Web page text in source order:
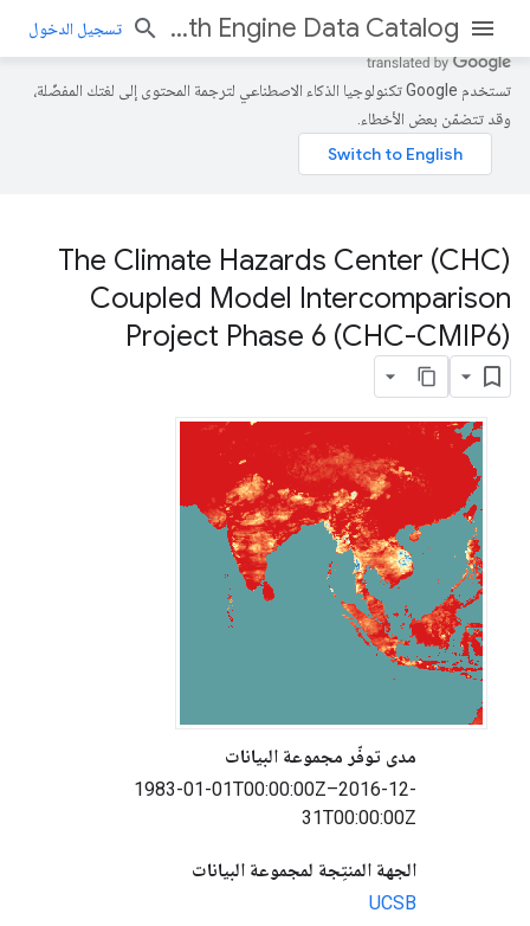
Earth Engine Data Catalog تسجيل الدخول
تستخدم Google تكنولوجيا الذكاء الاصطناعي لترجمة المحتوى إلى لغتك المفضّلة،
وقد تتضمّن بعض الأخطاء.
The Climate Hazards Center (CHC)
Coupled Model Intercomparison
Project Phase 6 (CHC-CMIP6)
مدى توفّر مجموعة البيانات
1983-01-01T00:00:00Z–2016-12-
31T00:00:00Z
الجهة المنتِجة لمجموعة البيانات
UCSB